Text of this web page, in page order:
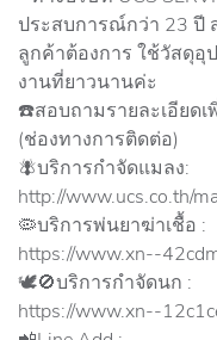
ประสบการณ์กว่า 23 ปี
ลูกค้าต้องการ ใช้วัสดุ
งานที่ยาวนานค่ะ
☎️สอบถามรายละเอียดเ
(ช่องทางการติดต่อ)
🪰บริการกำจัดแมลง:
http://www.ucs.co.th/
🦠บริการพ่นยาฆ่าเชื้อ :
https://www.xn--
🕊🚫บริการกำจัดนก :
https://www.xn--